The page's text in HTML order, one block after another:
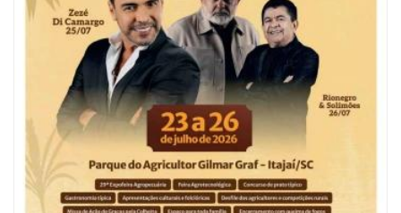
05/08/2026 | 07:00
Refis 2026 oferece opções de pagamentos com descontos
BALNEÁRIO CAMBORIÚ